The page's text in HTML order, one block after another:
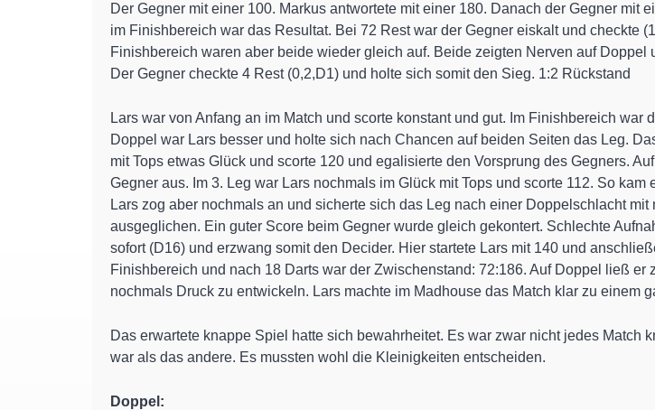
Der Gegner mit einer 100. Markus antwortete mit einer 180. Danach der Gegner
im Finishbereich war das Resultat. Bei 72 Rest war der Gegner eiskalt und checkte
Finishbereich waren aber beide wieder gleich auf. Beide zeigten Nerven auf
Der Gegner checkte 4 Rest (0,2,D1) und holte sich somit den Sieg. 1:2 Rückstand
Lars war von Anfang an im Match und scorte konstant und gut. Im Finishbereich
Doppel war Lars besser und holte sich nach Chancen auf beiden Seiten das Leg.
mit Tops etwas Glück und scorte 120 und egalisierte den Vorsprung des Gegners.
Gegner aus. Im 3. Leg war Lars nochmals im Glück mit Tops und scorte 112. So
Lars zog aber nochmals an und sicherte sich das Leg nach einer Doppelschlacht
ausgeglichen. Ein guter Score beim Gegner wurde gleich gekontert. Schlechte
sofort (D16) und erzwang somit den Decider. Hier startete Lars mit 140 und
Finishbereich und nach 18 Darts war der Zwischenstand: 72:186. Auf Doppel ließ
nochmals Druck zu entwickeln. Lars machte im Madhouse das Match klar zu einem
Das erwartete knappe Spiel hatte sich bewahrheitet. Es war zwar nicht jedes Match
war als das andere. Es mussten wohl die Kleinigkeiten entscheiden.
Doppel: